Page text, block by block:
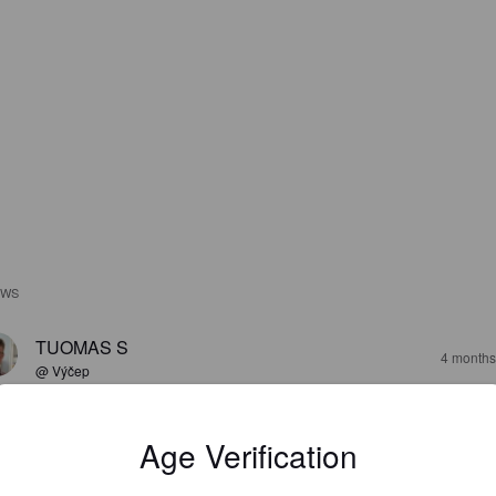
TUOMAS S
@ Výčep
4
Age Verification